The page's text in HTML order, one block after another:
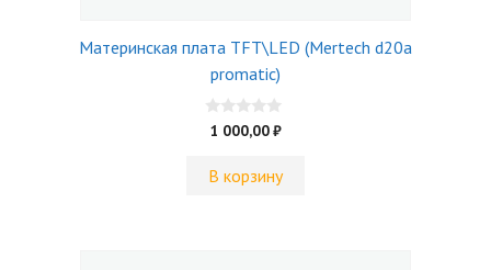
Материнская плата TFT\LED (Mertech d20a
promatic)
0
и
5
1 000,00₽
В корзину